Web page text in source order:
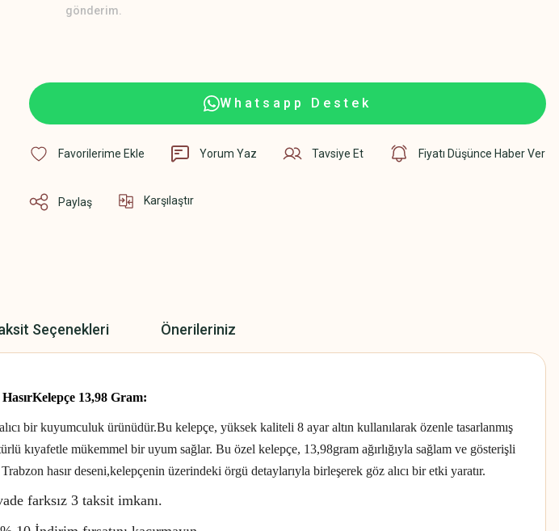
gönderim.
Whatsapp Destek
Yorum Yaz Tavsiye Et Fiyatı Düşünce Haber Ver
Paylaş Karşılaştır
Seçenekleri Önerileriniz
13,98 Gram:
bir kuyumculuk ürünüdür.Bu kelepçe, yüksek kaliteli 8 ayar altın kullanılarak özenle tasarlanmış
kıyafetle mükemmel bir uyum sağlar. Bu özel kelepçe, 13,98gram ağırlığıyla sağlam ve gösterişli
hasır deseni,kelepçenin üzerindeki örgü detaylarıyla birleşerek göz alıcı bir etki yaratır.
farksız 3 taksit imkanı.